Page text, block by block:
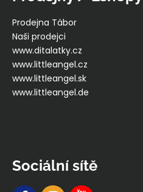
Prodejna Tábor
Naši prodejci
www.ditalatky.cz
www.littleangel.cz
www.littleangel.sk
www.littleangel.de
Sociální sítě